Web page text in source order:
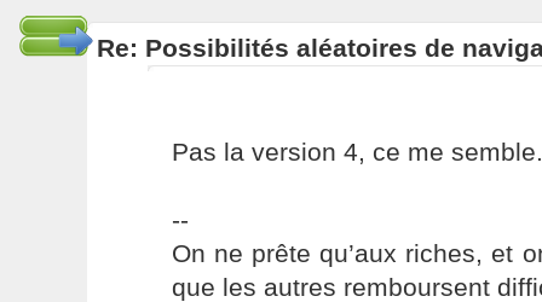
Re: Possibilités aléatoires de
Pas la version 4, ce me semble.
--
On ne prête qu’aux riches, et
que les autres remboursent